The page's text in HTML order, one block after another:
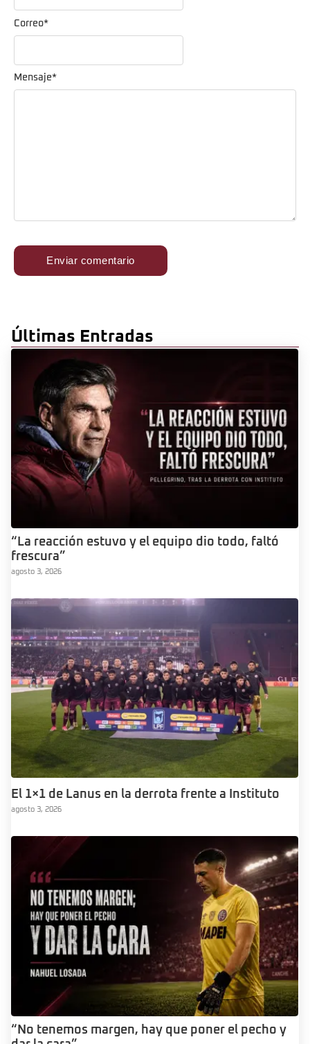
Mensaje*
Correo*
Últimas Entradas
“La reacción estuvo y el equipo dio todo, faltó
frescura”
agosto 3, 2026
El 1×1 de Lanus en la derrota frente a Instituto
agosto 3, 2026
“No tenemos margen, hay que poner el pecho y